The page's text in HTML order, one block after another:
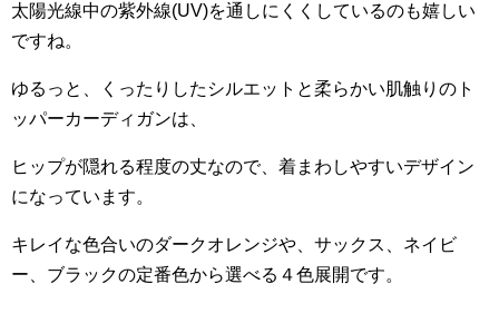
太陽光線中の紫外線(UV)を通しにくくしているのも嬉しい
ですね。
ゆるっと、くったりしたシルエットと柔らかい肌触りのト
ッパーカーディガンは、
ヒップが隠れる程度の丈なので、着まわしやすいデザイン
になっています。
キレイな色合いのダークオレンジや、サックス、ネイビ
ー、ブラックの定番色から選べる４色展開です。